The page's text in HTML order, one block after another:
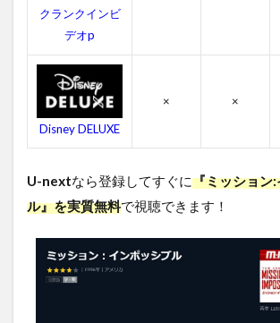
シ
の
作
品
報
ミッ
ショ
ン:イ
ッシ
ブル
の感
クランクインビ
デオp
Disney DELUXE
× ×
U-nextなら登録してすぐに『ミッション
ル』を実質無料で視聴できます！